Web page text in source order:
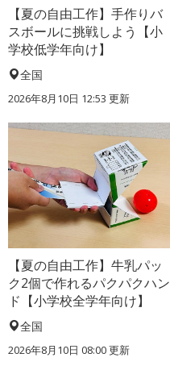
【夏の自由工作】手作りバ
スボールに挑戦しよう【小
学校低学年向け】
全国
2026年8月10日 12:53 更新
【夏の自由工作】牛乳パッ
ク2個で作れるパクパクハン
ド【小学校全学年向け】
全国
2026年8月10日 08:00更新